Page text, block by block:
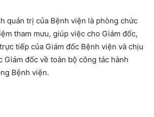
quản trị của Bệnh viện là phòng chức
tham mưu, giúp việc cho Giám đốc,
tiếp của Giám đốc Bệnh viện và chịu
Giám đốc về toàn bộ công tác hành
Bệnh viện.